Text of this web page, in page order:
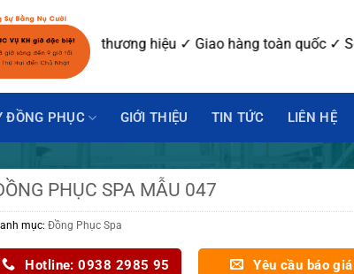
logo thương hiệu ✓ Giao hàng toàn quốc ✓ Số
ĐỒNG PHỤC GIỚI THIỆU TIN TỨC LIÊN HỆ
PHỤC SPA MẪU 047
mục:Đồng Phục Spa
Hotline: 0938 2985 95 Yêu cầu báo giá